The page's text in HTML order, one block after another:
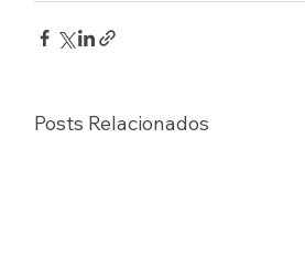
Posts Relacionados